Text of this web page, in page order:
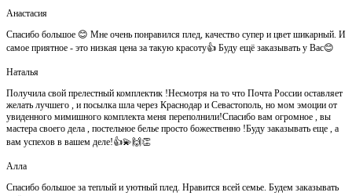
Анастасия
Спасибо большое 😊 Мне очень понравился плед, качество супер и цвет шикарный. И
самое приятное - это низкая цена за такую красоту👍 Буду ещё заказывать у Вас😊
Наталья
Получила свой прелестный комплектик !Несмотря на то что Почта России оставляет
желать лучшего , и посылка шла через Краснодар и Севастополь, но мом эмоции от
увиденного мимишного комплекта меня переполнили!Спасибо вам огромное , вы
мастера своего дела , постельное белье просто божественно !Буду заказывать еще , а
вам успехов в вашем деле!👍💫🙌👏
Алла
Спасибо большое за теплый и уютный плед. Нравится всей семье. Будем заказывать